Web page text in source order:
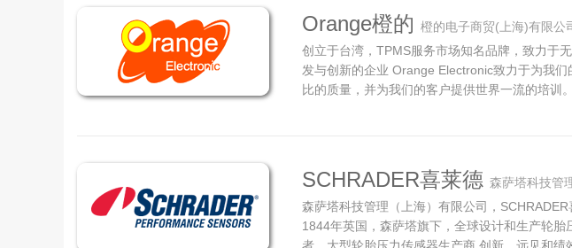
Orange橙的 橙的电子商贸(上海)有限公
创立于台湾，TPMS服务市场知名品牌，致力于
发与创新的企业 Orange Electronic致力于为我们
比的质量，并为我们的客户提供世界一流的培训
SCHRADER喜莱德 森萨塔科技管
森萨塔科技管理（上海）有限公司，
1844年英国，森萨塔旗下，全球设计和生产轮胎